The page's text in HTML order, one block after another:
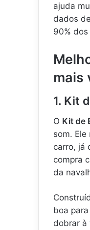
ajuda
dados
90%
mais
1. Kit
O Kit de
som.
carro, já
compra
da
boa
dobrar à